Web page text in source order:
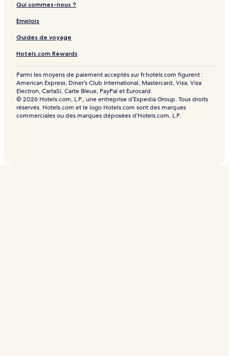
Qui sommes-nous ?
Emplois
Guides de voyage
Hotels.com Rewards
Parmi les moyens de paiement acceptés sur fr.hotels.com figurent :
American Express, Diner’s Club International, Mastercard, Visa, Visa
Electron, CartaSi, Carte Bleue, PayPal et Eurocard.
© 2026 Hotels.com, L.P., une entreprise d’Expedia Group. Tous droits
réservés. Hotels.com et le logo Hotels.com sont des marques
commerciales ou des marques déposées d’Hotels.com, L.P.